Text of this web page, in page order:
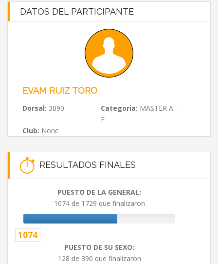
DATOS DEL PARTICIPANTE
EVAM RUIZ TORO
Dorsal: 3090 Categoria: MASTER A -
F
Club: None
RESULTADOS FINALES
PUESTO DE LA GENERAL:
1074 de 1729 que finalizaron
1074
PUESTO DE SU SEXO:
128 de 390 que finalizaron